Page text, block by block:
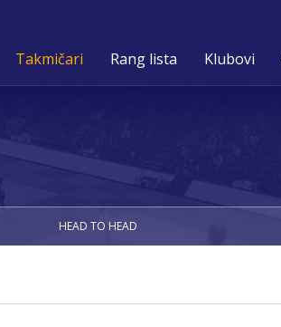
Takmičari Rang lista Klubovi
HEAD TO HEAD